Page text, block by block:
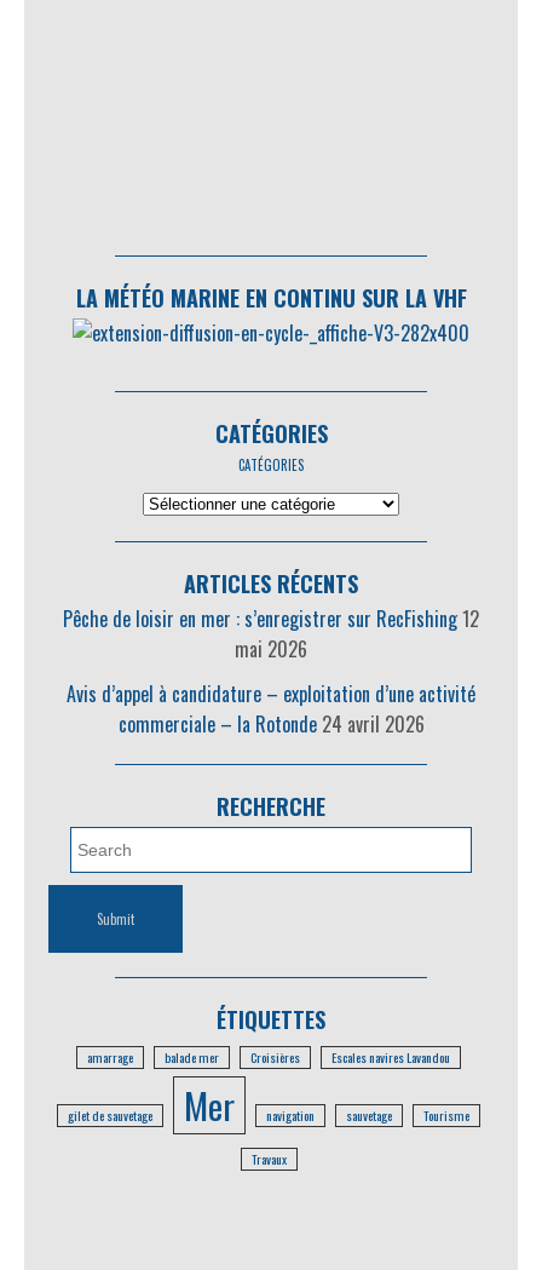
LA MÉTÉO MARINE EN CONTINU SUR LA VHF
CATÉGORIES
CATÉGORIES
ARTICLES RÉCENTS
Pêche de loisir en mer : s’enregistrer sur RecFishing12
mai 2026
Avis d’appel à candidature – exploitation d’une activité
commerciale – la Rotonde 24 avril 2026
RECHERCHE
ÉTIQUETTES
amarrage balade mer Croisières Escales navires Lavandou
gilet de sauvetage Mer navigation sauvetage Tourisme
Travaux